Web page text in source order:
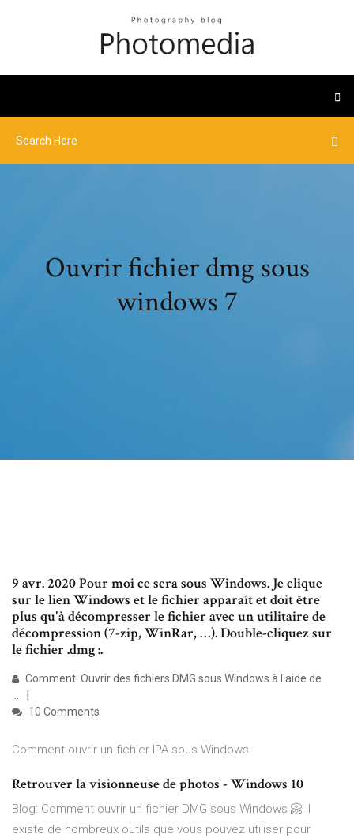
Ouvrir fichier dmg sous
windows 7
9 avr. 2020 Pour moi ce sera sous Windows. Je clique
sur le lien Windows et le fichier apparaît et doit être
plus qu'à décompresser le fichier avec un utilitaire de
décompression (7-zip, WinRar, …). Double-cliquez sur
le fichier .dmg :.
Comment: Ouvrir des fichiers DMG sous Windows à l'aide de
...
10 Comments
Comment ouvrir un fichier IPA sous Windows
Retrouver la visionneuse de photos - Windows 10
Blog: Comment ouvrir un fichier DMG sous Windows 📀 Il
existe de nombreux outils que vous pouvez utiliser pour